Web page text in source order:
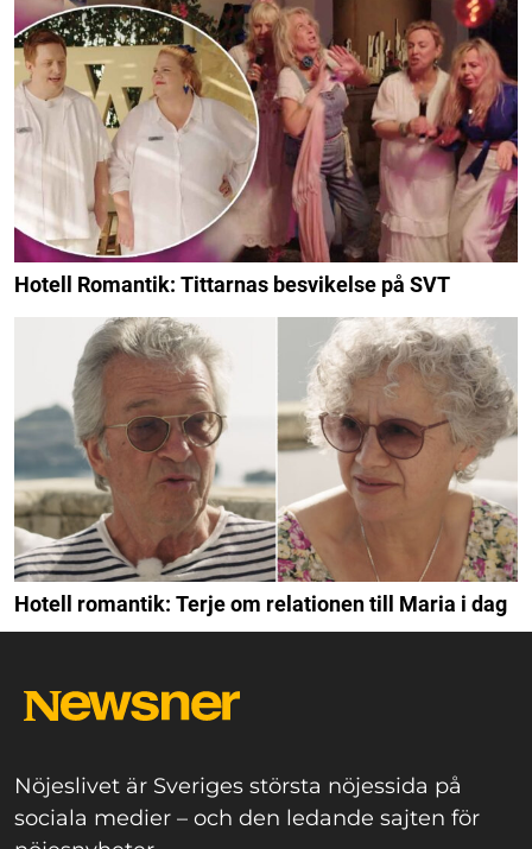
Hotell Romantik: Tittarnas besvikelse på SVT
Hotell romantik: Terje om relationen till Maria i dag
Nöjeslivet är Sveriges största nöjessida på
sociala medier – och den ledande sajten för